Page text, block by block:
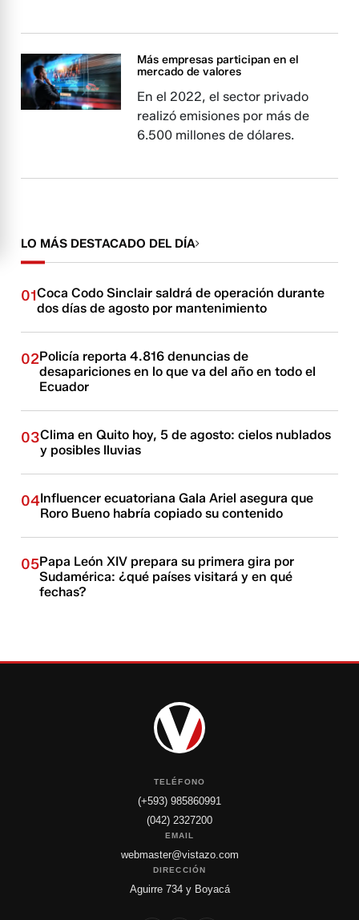
Más empresas participan en el
mercado de valores
En el 2022, el sector privado
realizó emisiones por más de
6.500 millones de dólares.
LO MÁS DESTACADO DEL DÍA
01Coca Codo Sinclair saldrá de operación durante
dos días de agosto por mantenimiento
02Policía reporta 4.816 denuncias de
desapariciones en lo que va del año en todo el
Ecuador
03Clima en Quito hoy, 5 de agosto: cielos nublados
y posibles lluvias
04Influencer ecuatoriana Gala Ariel asegura que
Roro Bueno habría copiado su contenido
05Papa León XIV prepara su primera gira por
Sudamérica: ¿qué países visitará y en qué
fechas?
TELÉFONO
(+593) 985860991
(042) 2327200
EMAIL
webmaster@vistazo.com
DIRECCIÓN
Aguirre 734 y Boyacá